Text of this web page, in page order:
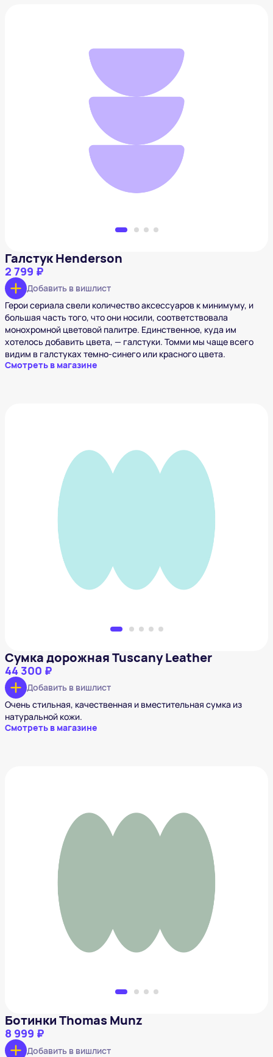
Галстук Henderson
Галстук Henderson
2 799 ₽
Добавить в вишлист
Герои сериала свели количество аксессуаров к минимуму, и
большая часть того, что они носили, соответствовала
монохромной цветовой палитре. Единственное, куда им
хотелось добавить цвета, — галстуки. Томми мы чаще всего
видим в галстуках темно-синего или красного цвета.
Смотреть в магазине
Сумка дорожная Tuscany Leather
44 300 ₽
Добавить в вишлист
Очень стильная, качественная и вместительная сумка из
натуральной кожи.
Смотреть в магазине
Ботинки Thomas Munz
8 999 ₽
Добавить в вишлист